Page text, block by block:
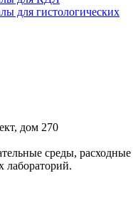
для гистологических
дом 270
среды, расходные
лабораторий.